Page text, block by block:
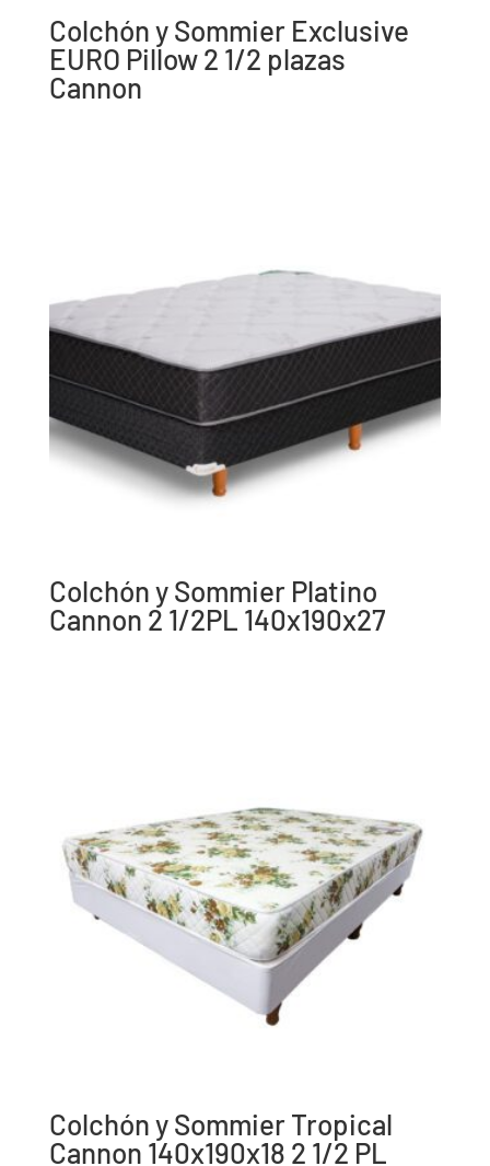
Colchón y Sommier Exclusive
EURO Pillow 2 1/2 plazas
Cannon
Colchón y Sommier Platino
Cannon 2 1/2PL 140x190x27
Colchón y Sommier Tropical
Cannon 140x190x18 2 1/2 PL